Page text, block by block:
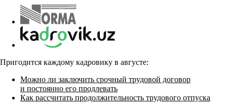
Пригодится каждому кадровику в августе:
Можно ли заключить срочный трудовой договор
и постоянно его продлевать
Как рассчитать продолжительность трудового отпуска